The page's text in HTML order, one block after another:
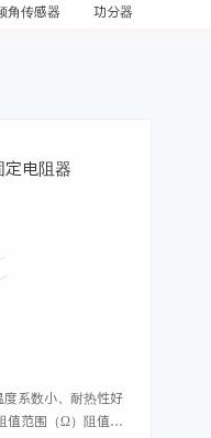
角传感器
功分器
电阻器
系数小、耐热性好
值范围（Ω）阻值允